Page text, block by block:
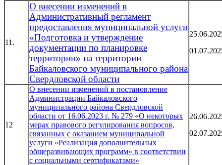
11.
О внесении изменений в
Административный регламент
предоставления муниципальной услуги
«Подготовка и утверждение
документации по планировке
территории» на территории
Байкаловского муниципального района
Свердловской области
12
О внесении изменений в постановление
Администрации Байкаловского
муниципального района Свердловской
области от 16.06.2023 г. № 279 «О некоторых
мерах правового регулирования вопросов,
связанных с оказанием муниципальной
услуги «Реализация дополнительных
общеразвивающих программ» в соответствии
с социальными сертификатами»